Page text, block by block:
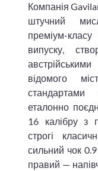
Компанія
штучний
преміум-
випуску,
відомого
стандартами
еталонно
16 калібру з
строгі
сильний чок
правий —